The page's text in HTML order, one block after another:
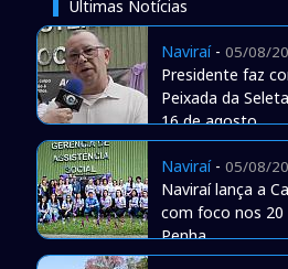
Últimas Notícias
Naviraí- 05/08/
Presidente faz
Peixada da
16 de agosto
Naviraí- 05/08/
Naviraí lança a
com foco nos 20
Penha